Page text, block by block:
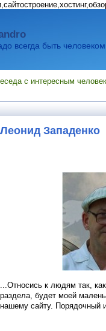
всегда быть человеком.
с интересным
Леонид Западенко
...Относись к людям так,
раздела, будет моей
нашему сайту. Порядочный